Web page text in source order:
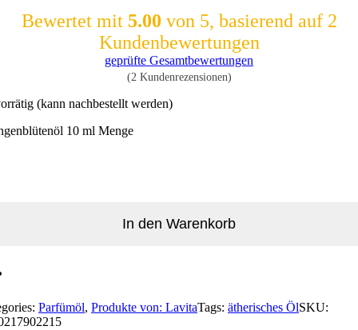
Bewertet mit 5.00 von 5, basierend auf 2
Kundenbewertungen
geprüfte Gesamtbewertungen
(2Kundenrezensionen)
(kann nachbestellt werden)
10 ml Menge
In den Warenkorb
Parfümöl, Produkte von: LavitaTags: ätherisches ÖlSKU: